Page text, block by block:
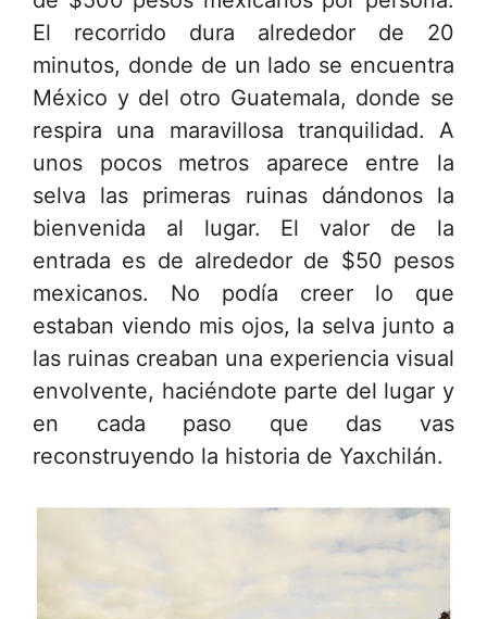
El recorrido dura alrededor de 20
minutos, donde de un lado se encuentra
México y del otro Guatemala, donde se
respira una maravillosa tranquilidad. A
unos pocos metros aparece entre la
selva las primeras ruinas dándonos la
bienvenida al lugar. El valor de la
entrada es de alrededor de $50 pesos
mexicanos. No podía creer lo que
estaban viendo mis ojos, la selva junto a
las ruinas creaban una experiencia visual
envolvente, haciéndote parte del lugar y
en cada paso que das vas
reconstruyendo la historia de Yaxchilán.